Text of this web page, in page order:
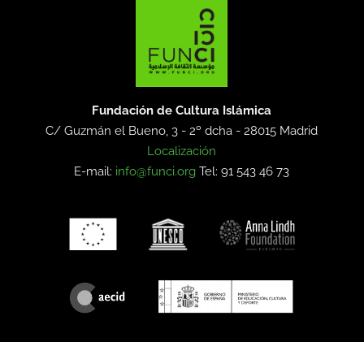
Fundación de Cultura Islámica
C/ Guzmán el Bueno, 3 - 2º dcha -28015 Madrid
Localización
E-mail: info@funci.org Tel: 91 543 46 73